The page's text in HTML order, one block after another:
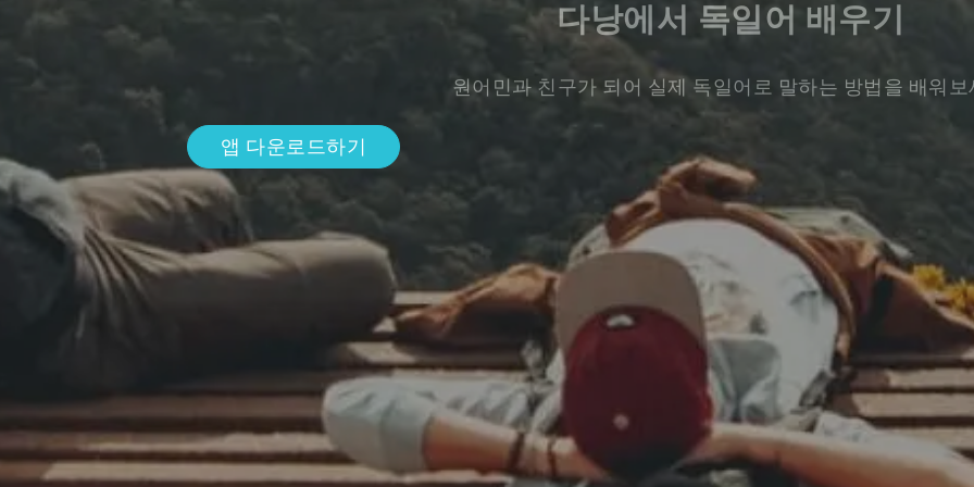
다낭에서 독일어 배우기
원어민과 친구가 되어 실제 독일어로 말하는 방법을 배워보
앱 다운로드하기